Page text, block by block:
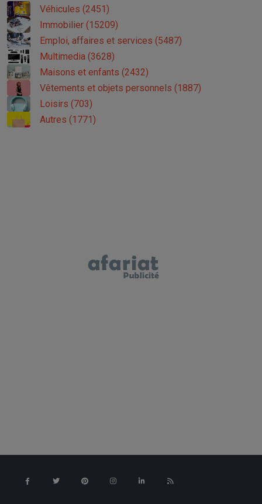
Véhicules (2451)
Immobilier (15209)
Emploi, affaires et services (5487)
Multimedia (3628)
Maisons et enfants (2432)
Vêtements et objets personnels (1887)
Loisirs (703)
Autres (1771)